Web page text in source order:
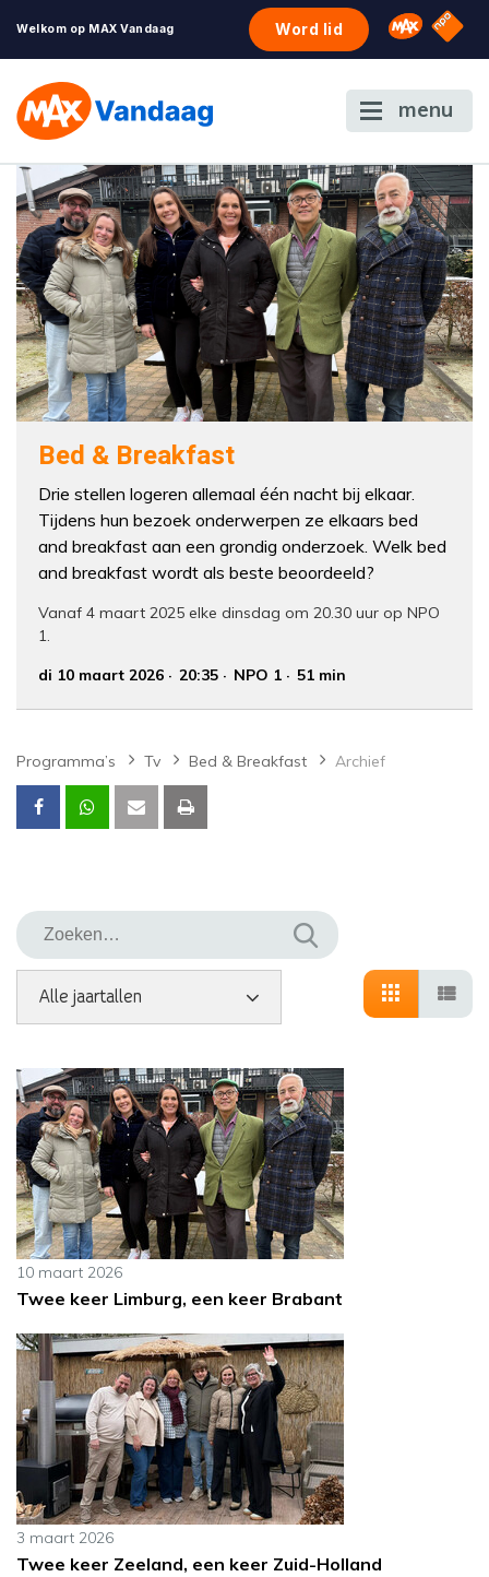
Welkom op MAX Vandaag Word lid Omroep
NPO
menu
Bed & Breakfast
Drie stellen logeren allemaal één nacht bij elkaar.
Tijdens hun bezoek onderwerpen ze elkaars bed
and breakfast aan een grondig onderzoek. Welk bed
and breakfast wordt als beste beoordeeld?
Vanaf 4 maart 2025 elke dinsdag om 20.30 uur op NPO
1.
di 10 maart 2026
20:35 NPO 1 51 min
Programma’s Tv Bed & Breakfast Archief
10 maart 2026
Twee keer Limburg, een keer Brabant
3 maart 2026
Twee keer Zeeland, een keer Zuid-Holland